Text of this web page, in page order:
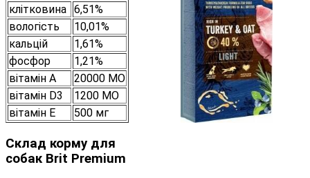
клітковина 6,51%
вологість
10,01%
кальцій
1,61%
фосфор
1,21%
вітамін А
20000 МО
вітамін D3
1200 МО
вітамін E
500 мг
Склад корму для
собак Brit Premium